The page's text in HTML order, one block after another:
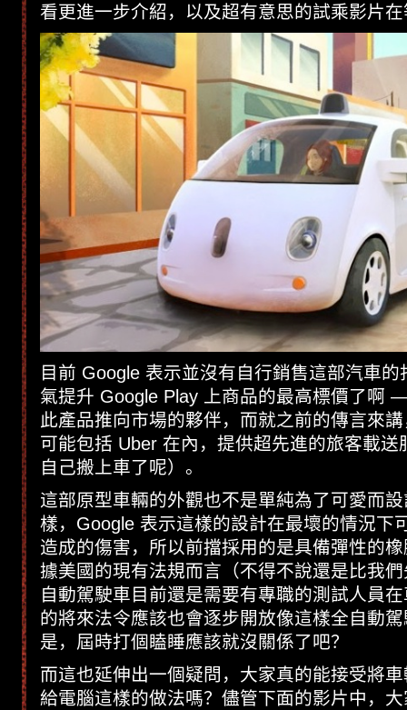
看更進一步介紹，以及超有意思的試乘影片
目前 Google 表示並沒有自行銷售這部汽車
氣提升 Google Play 上商品的最高標價了啊
此產品推向市場的夥伴，而就之前的傳言來
可能包括 Uber 在內，提供超先進的旅客載送
自己搬上車了呢）。
這部原型車輛的外觀也不是單純為了可愛而
樣，Google 表示這樣的設計在最壞的情況下
造成的傷害，所以前擋採用的是具備彈性的
據美國的現有法規而言（不得不說還是比我
自動駕駛車目前還是需要有專職的測試人員
的將來法令應該也會逐步開放像這樣全自動
是，屆時打個瞌睡應該就沒關係了吧？
而這也延伸出一個疑問，大家真的能接受將
給電腦這樣的做法嗎？儘管下面的影片中，